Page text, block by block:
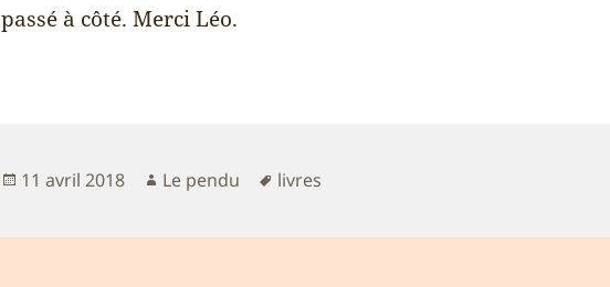
passé à côté. Merci Léo.
Publié
11 avril 2018 Auteur
Le pendu
Mots-
livres